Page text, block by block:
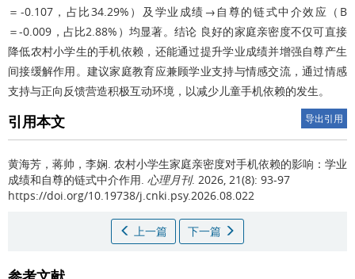
＝-0.107，占比34.29%）及学业成绩→自尊的链式中介效应（B
＝-0.009，占比2.88%）均显著。结论 良好的家庭亲密度不仅可直接
降低农村小学生的手机依赖，还能通过提升学业成绩并增强自尊产生
间接缓解作用。建议家庭教育应兼顾学业支持与情感交流，通过情感
支持与正向反馈营造积极互动环境，以减少儿童手机依赖的发生。
引用本文 导出引用
黄海芳，蒋帅，李娴. 农村小学生家庭亲密度对手机依赖的影响：学业
成绩和自尊的链式中介作用. 心理月刊. 2026, 21(8): 93-97
https://doi.org/10.19738/j.cnki.psy.2026.08.022
上一篇 下一篇